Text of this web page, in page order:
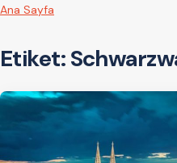
Ana Sayfa
Etiket: